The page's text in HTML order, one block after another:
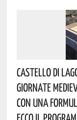
Castello Di
Giornate
Con Una